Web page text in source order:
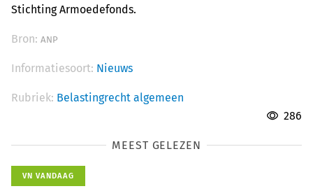
Stichting Armoedefonds.
Bron: ANP
Informatiesoort: Nieuws
Rubriek: Belastingrecht algemeen
286
MEEST GELEZEN
VN VANDAAG